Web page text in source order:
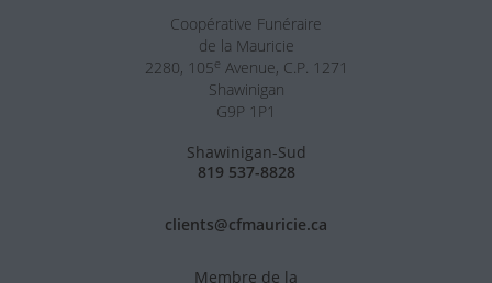
Coopérative Funéraire
de la Mauricie
2280, 105e Avenue, C.P. 1271
Shawinigan
G9P 1P1
Shawinigan-Sud
819 537-8828
clients@cfmauricie.ca
Membre de la